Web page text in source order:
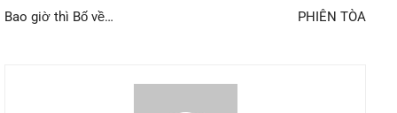
Bao giờ thì Bố về… PHIÊN TÒA